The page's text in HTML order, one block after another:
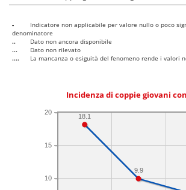
-
Indicatore non applicabile per valore nullo o poco
denominatore
..
Dato non ancora disponibile
...
Dato non rilevato
....
La mancanza o esiguità del fenomeno rende i valori
Incidenza di coppie giovani
10
15
20
9.9
18.1